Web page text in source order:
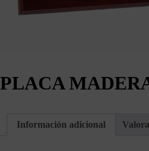
PLACA
Información adicional